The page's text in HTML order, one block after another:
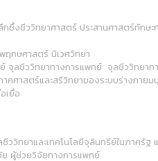
งชีววิทยาศาสตร์ ประสานศาสตร์ทักษะ
ฤกษศาสตร์ นิเวศวิทยา
ย์ จุลชีววิทยาทางการแพทย์ จุลชีววิทย
คศาสตร์และสรีวิทยาของระบบร่างกา
เยื่อ
วิทยาและเทคโนโลยีจุลินทรีย์ในภาครัฐ
ผู้ช่วยวิจัยทางการแพทย์